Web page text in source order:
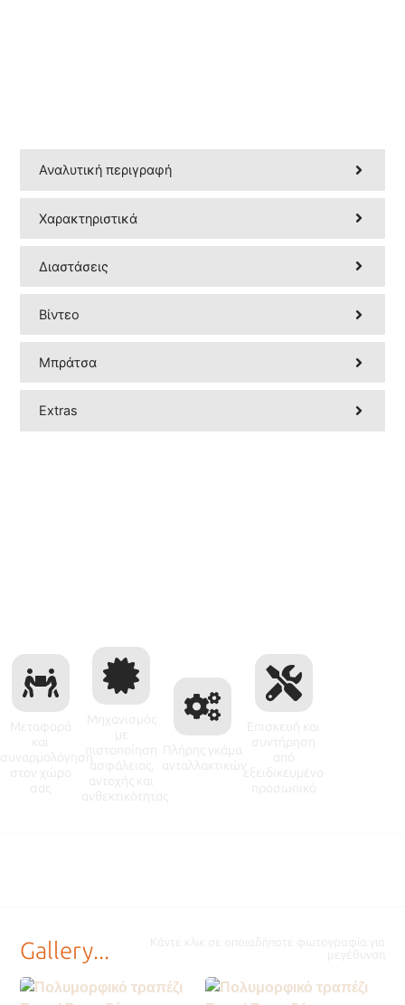
Αναλυτική περιγραφή
Χαρακτηριστικά
Διαστάσεις
Βίντεο
Μπράτσα
Extras
Μεταφορά
και
συναρμολόγηση
στον χώρο
σας
Μηχανισμός
πιστοποίηση
ασφάλειας,
αντοχής και
ανθεκτικότητας
Πλήρης γκάμα
ανταλλακτικών
Επισκευή και
συντήρηση
από
εξειδικευμένο
προσωπικό
Gallery...
Κάντε κλικ σε οποιαδήποτε φωτογραφία για
μεγέθυνση